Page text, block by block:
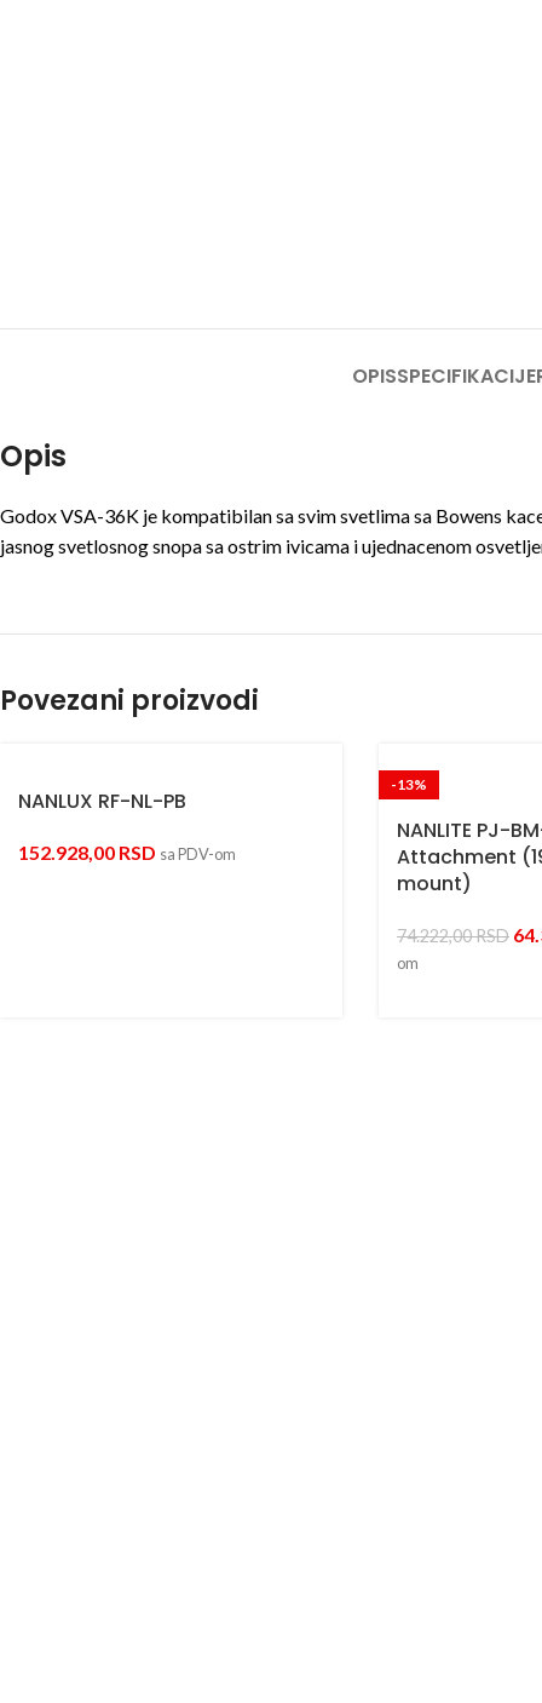
OPISSPECIFIKACIJE
Opis
Godox VSA-36K je kompatibilan sa svim svetlima sa Bowens
jasnog svetlosnog snopa sa ostrim ivicama i ujednacenom
Povezani proizvodi
NANLUX RF-NL-PB
152.928,00 RSD sa PDV-om
-13%
NANLITE PJ-
Attachment
mount)
74.222,00RSD
om